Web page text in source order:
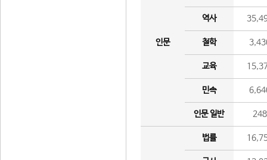
인문
역사
철학
교육
민속
인문 일반 248
법률